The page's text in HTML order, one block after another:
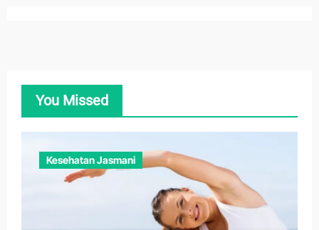
You Missed
Kesehatan Jasmani